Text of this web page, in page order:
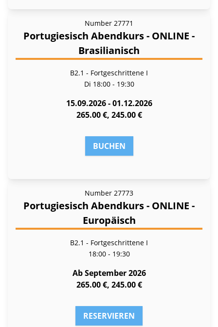
Number 27771
Portugiesisch Abendkurs - ONLINE -
Brasilianisch
B2.1 - Fortgeschrittene I
Di 18:00 - 19:30
15.09.2026 - 01.12.2026
265.00 €, 245.00 €
BUCHEN
Number 27773
Portugiesisch Abendkurs - ONLINE -
Europäisch
B2.1 - Fortgeschrittene I
18:00 - 19:30
Ab September 2026
265.00 €, 245.00 €
RESERVIEREN